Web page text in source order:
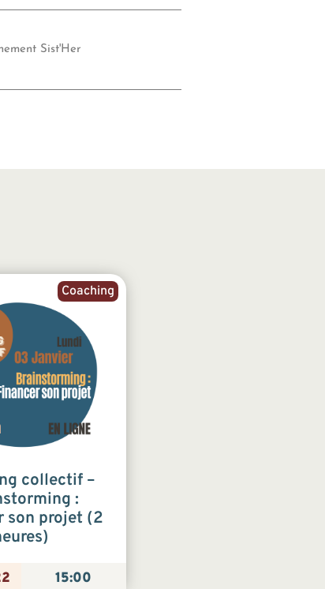
Sist'Her
Coaching
collectif –
:
son projet (2
15:00